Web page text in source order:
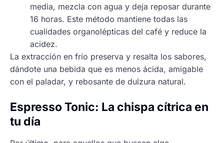
media, mezcla con agua y deja reposar durante
16 horas. Este método mantiene todas las
cualidades organolépticas del café y reduce la
acidez.
La extracción en frío preserva y resalta los sabores,
dándote una bebida que es menos ácida, amigable
con el paladar, y rebosante de dulzura natural.
Espresso Tonic: La chispa cítrica en
tu día